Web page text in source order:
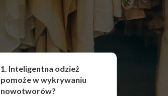
1. Inteligentna odzież
pomoże w wykrywaniu
nowotworów?